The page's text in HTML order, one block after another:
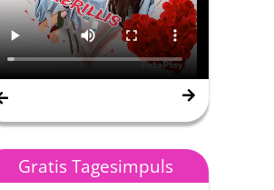
Gratis Tagesimpuls